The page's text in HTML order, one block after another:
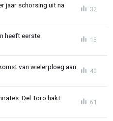
jaar schorsing uit na
32
heeft eerste
15
van wielerploeg aan
40
Del Toro hakt
61